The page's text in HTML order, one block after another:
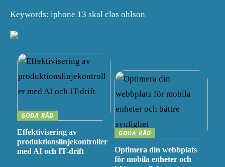
Keywords: iphone 13 skal clas ohlson
GODA RÅD
Effektivisering av
produktionslinjekontroller
med AI och IT-drift
GODA RÅD
Optimera din webbplats
för mobila enheter och